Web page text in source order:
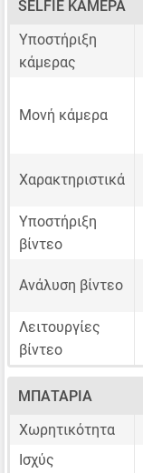
SELFIE ΚΆΜΕΡΑ
Υποστήριξη
κάμερας
Μονή κάμερα
Χαρακτηριστικά
Υποστήριξη
βίντεο
Ανάλυση βίντεο
Λειτουργίες
βίντεο
ΜΠΑΤΑΡΊΑ
Χωρητικότητα
Ισχύς